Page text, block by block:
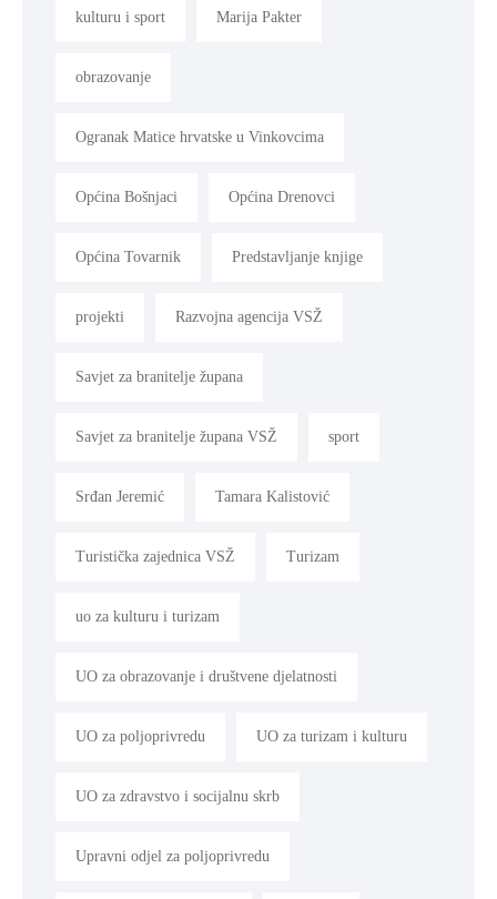
kulturu i sport Marija Pakter
obrazovanje
Ogranak Matice hrvatske u Vinkovcima
Općina Bošnjaci Općina Drenovci
Općina Tovarnik Predstavljanje knjige
projekti Razvojna agencija VSŽ
Savjet za branitelje župana
Savjet za branitelje župana VSŽ sport
Srđan Jeremić Tamara Kalistović
Turistička zajednica VSŽ Turizam
uo za kulturu i turizam
UO za obrazovanje i društvene djelatnosti
UO za poljoprivredu UO za turizam i kulturu
UO za zdravstvo i socijalnu skrb
Upravni odjel za poljoprivredu